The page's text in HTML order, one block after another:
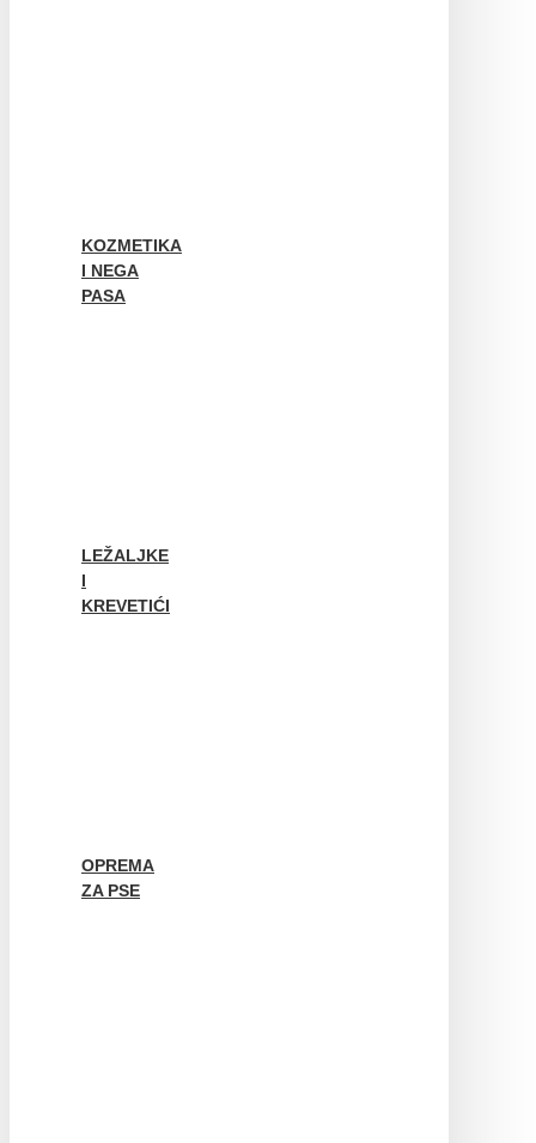
KOZMETIKA
I NEGA
PASA
LEŽALJKE
I
KREVETIĆI
OPREMA
ZA PSE